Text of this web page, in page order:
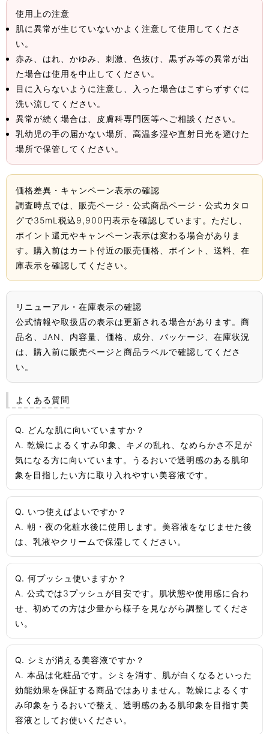
使用上の注意
肌に異常が生じていないかよく注意して使用してくださ
い。
赤み、はれ、かゆみ、刺激、色抜け、黒ずみ等の異常が出
た場合は使用を中止してください。
目に入らないように注意し、入った場合はこすらずすぐに
洗い流してください。
異常が続く場合は、皮膚科専門医等へご相談ください。
乳幼児の手の届かない場所、高温多湿や直射日光を避けた
場所で保管してください。
価格差異・キャンペーン表示の確認
調査時点では、販売ページ・公式商品ページ・公式カタロ
グで35mL税込9,900円表示を確認しています。ただし、
ポイント還元やキャンペーン表示は変わる場合がありま
す。購入前はカート付近の販売価格、ポイント、送料、在
庫表示を確認してください。
リニューアル・在庫表示の確認
公式情報や取扱店の表示は更新される場合があります。商
品名、JAN、内容量、価格、成分、パッケージ、在庫状況
は、購入前に販売ページと商品ラベルで確認してくださ
い。
よくある質問
Q. どんな肌に向いていますか？
A. 乾燥によるくすみ印象、キメの乱れ、なめらかさ不足が
気になる方に向いています。うるおいで透明感のある肌印
象を目指したい方に取り入れやすい美容液です。
Q. いつ使えばよいですか？
A. 朝・夜の化粧水後に使用します。美容液をなじませた後
は、乳液やクリームで保湿してください。
Q. 何プッシュ使いますか？
A. 公式では3プッシュが目安です。肌状態や使用感に合わ
せ、初めての方は少量から様子を見ながら調整してくださ
い。
Q. シミが消える美容液ですか？
A. 本品は化粧品です。シミを消す、肌が白くなるといった
効能効果を保証する商品ではありません。乾燥によるくす
み印象をうるおいで整え、透明感のある肌印象を目指す美
容液としてお使いください。